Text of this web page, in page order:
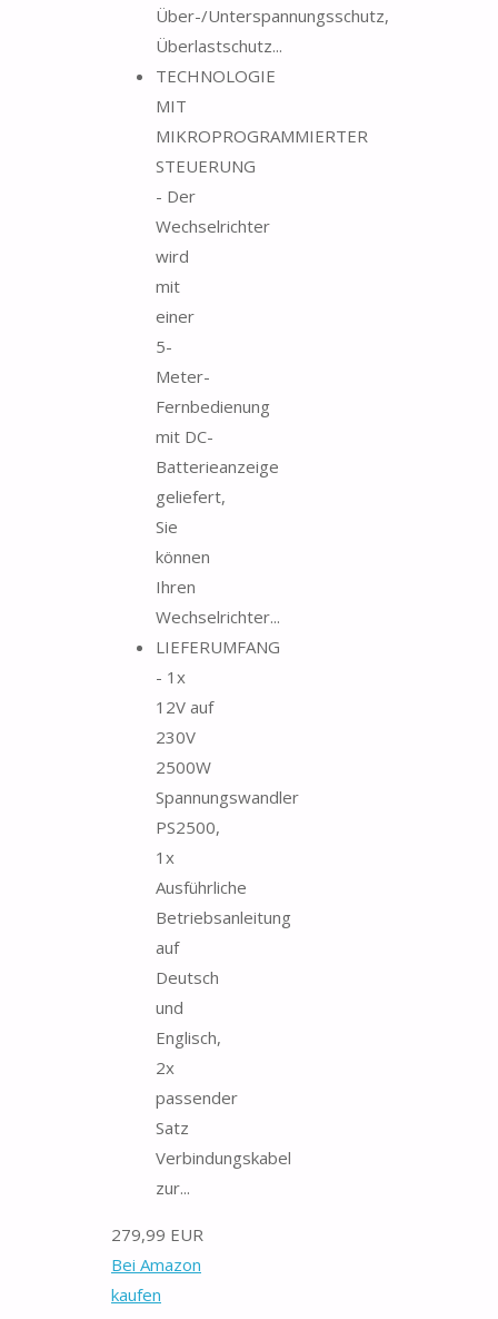
Über-/Unterspannungsschutz,
Überlastschutz...
TECHNOLOGIE
MIT
MIKROPROGRAMMIERTER
STEUERUNG
- Der
Wechselrichter
wird
mit
einer
5-
Meter-
Fernbedienung
mit DC-
Batterieanzeige
geliefert,
Sie
können
Ihren
Wechselrichter...
LIEFERUMFANG
- 1x
12V auf
230V
2500W
Spannungswandler
PS2500,
1x
Ausführliche
Betriebsanleitung
auf
Deutsch
und
Englisch,
2x
passender
Satz
Verbindungskabel
zur...
279,99 EUR
Bei Amazon
kaufen